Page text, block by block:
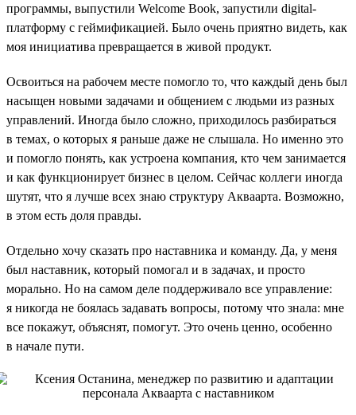
программы, выпустили Welcome Book, запустили digital-
платформу с геймификацией. Было очень приятно видеть, как
моя инициатива превращается в живой продукт.
Освоиться на рабочем месте помогло то, что каждый день был
насыщен новыми задачами и общением с людьми из разных
управлений. Иногда было сложно, приходилось разбираться
в темах, о которых я раньше даже не слышала. Но именно это
и помогло понять, как устроена компания, кто чем занимается
и как функционирует бизнес в целом. Сейчас коллеги иногда
шутят, что я лучше всех знаю структуру Акваарта. Возможно,
в этом есть доля правды.
Отдельно хочу сказать про наставника и команду. Да, у меня
был наставник, который помогал и в задачах, и просто
морально. Но на самом деле поддерживало все управление:
я никогда не боялась задавать вопросы, потому что знала: мне
все покажут, объяснят, помогут. Это очень ценно, особенно
в начале пути.